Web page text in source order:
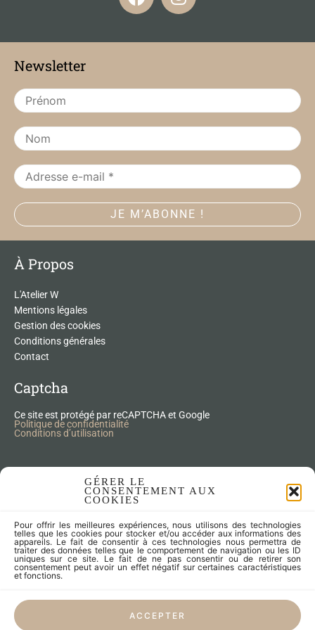
GÉRER LE
CONSENTEMENT AUX
COOKIES
Pour offrir les meilleures expériences, nous utilisons des technologies
telles que les cookies pour stocker et/ou accéder aux informations des
appareils. Le fait de consentir à ces technologies nous permettra de
traiter des données telles que le comportement de navigation ou les ID
uniques sur ce site. Le fait de ne pas consentir ou de retirer son
consentement peut avoir un effet négatif sur certaines caractéristiques
et fonctions.
ACCEPTER
a
e
o
k
n
t
r
a
m
À Propos
L'Atelier W
Mentions légales
Gestion des cookies
Conditions générales
Contact
Captcha
Ce site est protégé par reCAPTCHA et Google
Politique de confidentialité
Conditions d’utilisation
Nos Produits Upcycling
Articles zéro déchet
Fleurs séchées
Lampes
Meubles
Objets
Univers de l'enfant
Newsletter